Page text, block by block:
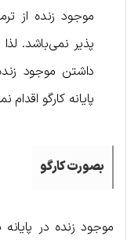
موجود زنده از
پذیر نمی‌باشد.
داشتن موجود
پایانه کارگو اقدام
بصورت کارگو
موجود زنده در